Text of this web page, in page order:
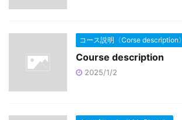
コース説明〈Corse description〉
Course description
2025/1/2